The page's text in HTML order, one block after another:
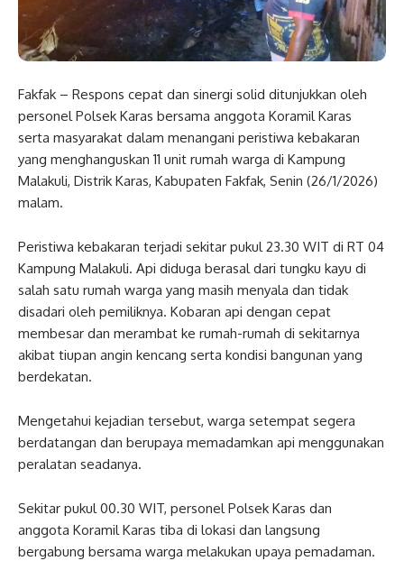
Fakfak – Respons cepat dan sinergi solid ditunjukkan oleh
personel Polsek Karas bersama anggota Koramil Karas
serta masyarakat dalam menangani peristiwa kebakaran
yang menghanguskan 11 unit rumah warga di Kampung
Malakuli, Distrik Karas, Kabupaten Fakfak, Senin (26/1/2026)
malam.
Peristiwa kebakaran terjadi sekitar pukul 23.30 WIT di RT 04
Kampung Malakuli. Api diduga berasal dari tungku kayu di
salah satu rumah warga yang masih menyala dan tidak
disadari oleh pemiliknya. Kobaran api dengan cepat
membesar dan merambat ke rumah-rumah di sekitarnya
akibat tiupan angin kencang serta kondisi bangunan yang
berdekatan.
Mengetahui kejadian tersebut, warga setempat segera
berdatangan dan berupaya memadamkan api menggunakan
peralatan seadanya.
Sekitar pukul 00.30 WIT, personel Polsek Karas dan
anggota Koramil Karas tiba di lokasi dan langsung
bergabung bersama warga melakukan upaya pemadaman.